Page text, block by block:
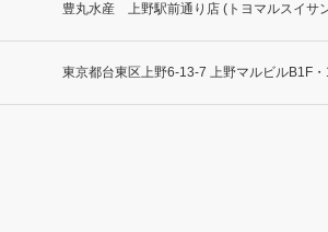
豊丸水産 上野駅前通り店 (トヨマルスイサ
東京都台東区上野6-13-7 上野マルビルB1F